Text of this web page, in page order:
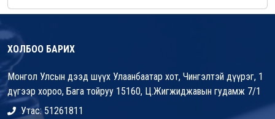
ХОЛБОО БАРИХ
Монгол Улсын дээд шүүх Улаанбаатар хот, Чингэлтэй дүүрэг, 1
дүгээр хороо, Бага тойруу 15160, Ц.Жигжиджавын гудамж 7/1
Утас: 51261811